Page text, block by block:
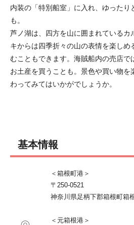
内装の「特別船室」に入れ、ゆったり
も。
芦ノ湖は、四方を山に囲まれているカ
キからは四季折々の山の表情を楽しめ
むこともできます。海賊船内の売店で
お土産を買うことも。景色や買い物を
わってみてはいかがでしょうか。
基本情報
＜箱根町港＞
〒250-0521
神奈川県足柄下郡箱根町箱
＜元箱根港＞